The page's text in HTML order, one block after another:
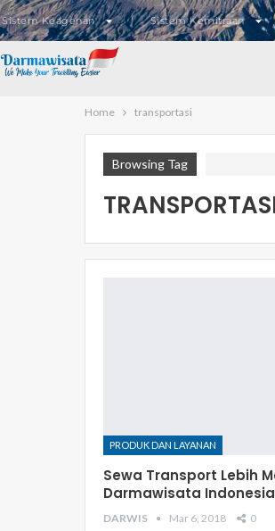
Sistem Keagenan Sistem Kemitraan
Home transportasi
Browsing Tag
PRODUK DAN LAYANAN
Sewa Transport Lebih
Darmawisata Indonesia
DARWIS Mar 6, 2018 0